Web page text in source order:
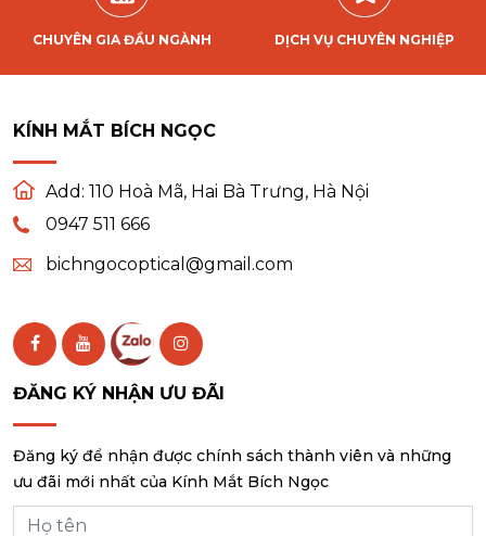
CHUYÊN GIA ĐẦU NGÀNH DỊCH VỤ CHUYÊN NGHIỆP
KÍNH MẮT BÍCH NGỌC
Add: 110 Hoà Mã, Hai Bà Trưng, Hà Nội
0947 511 666
bichngocoptical@gmail.com
ĐĂNG KÝ NHẬN ƯU ĐÃI
Đăng ký để nhận được chính sách thành viên và những
ưu đãi mới nhất của Kính Mắt Bích Ngọc